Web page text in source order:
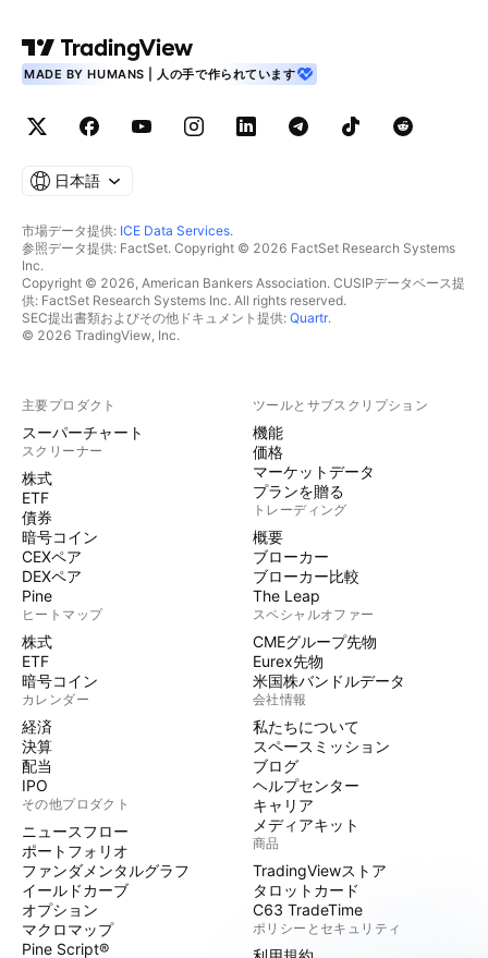
MADE BY HUMANS | 人の手で作られています
日本語
市場データ提供: ICE Data Services.
参照データ提供: FactSet. Copyright © 2026 FactSet Research Systems
Inc.
Copyright © 2026, American Bankers Association. CUSIPデータベース提
供: FactSet Research Systems Inc. All rights reserved.
SEC提出書類およびその他ドキュメント提供: Quartr.
© 2026 TradingView, Inc.
主要プロダクト
スーパーチャート
スクリーナー
株式
ETF
債券
暗号コイン
CEXペア
DEXペア
Pine
ヒートマップ
株式
ETF
暗号コイン
カレンダー
経済
決算
配当
IPO
その他プロダクト
ニュースフロー
ポートフォリオ
ファンダメンタルグラフ
イールドカーブ
オプション
マクロマップ
Pine Script®
ツールとサブスクリプション
機能
価格
マーケットデータ
プランを贈る
トレーディング
概要
ブローカー
ブローカー比較
The Leap
スペシャルオファー
CMEグループ先物
Eurex先物
米国株バンドルデータ
会社情報
私たちについて
スペースミッション
ブログ
ヘルプセンター
キャリア
メディアキット
商品
TradingViewストア
タロットカード
C63 TradeTime
ポリシーとセキュリティ